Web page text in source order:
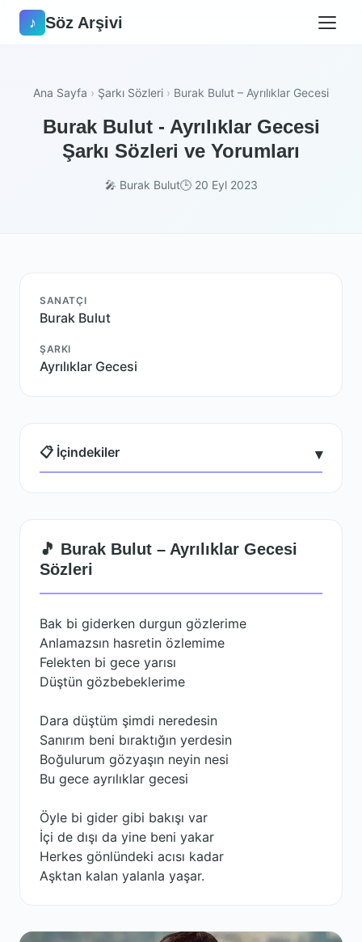
♪ Söz Arşivi
Ana Sayfa › Şarkı Sözleri › Burak Bulut – Ayrılıklar Gecesi
Burak Bulut - Ayrılıklar Gecesi
Şarkı Sözleri ve Yorumları
🎤 Burak Bulut🕒 20 Eyl 2023
SANATÇI
Burak Bulut
ŞARKI
Ayrılıklar Gecesi
📋 İçindekiler ▾
🎵 Burak Bulut – Ayrılıklar Gecesi
Sözleri
Bak bi giderken durgun gözlerime
Anlamazsın hasretin özlemime
Felekten bi gece yarısı
Düştün gözbebeklerime
Dara düştüm şimdi neredesin
Sanırım beni bıraktığın yerdesin
Boğulurum gözyaşın neyin nesi
Bu gece ayrılıklar gecesi
Öyle bi gider gibi bakışı var
İçi de dışı da yine beni yakar
Herkes gönlündeki acısı kadar
Aşktan kalan yalanla yaşar.